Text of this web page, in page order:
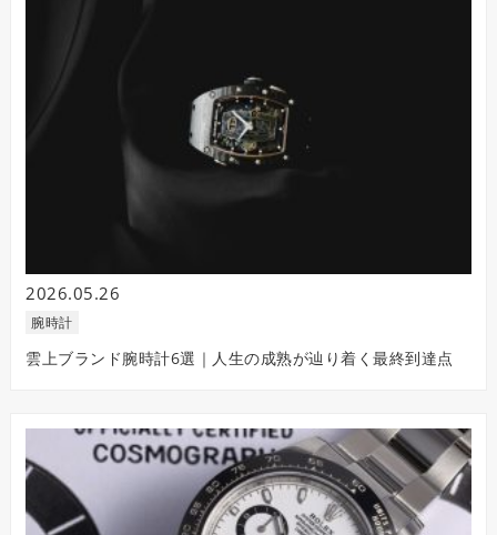
2026.05.26
腕時計
雲上ブランド腕時計6選｜人生の成熟が辿り着く最終到達点